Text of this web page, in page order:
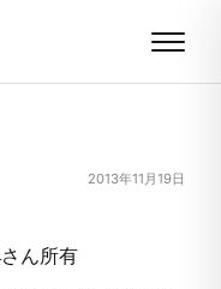
2013年11月19日
ん所有